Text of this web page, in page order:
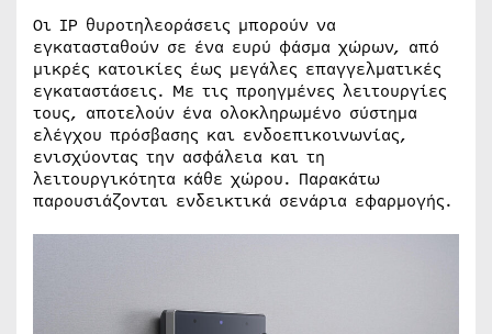
Οι IP θυροτηλεοράσεις μπορούν να
εγκατασταθούν σε ένα ευρύ φάσμα χώρων, από
μικρές κατοικίες έως μεγάλες επαγγελματικές
εγκαταστάσεις. Με τις προηγμένες λειτουργίες
τους, αποτελούν ένα ολοκληρωμένο σύστημα
ελέγχου πρόσβασης και ενδοεπικοινωνίας,
ενισχύοντας την ασφάλεια και τη
λειτουργικότητα κάθε χώρου. Παρακάτω
παρουσιάζονται ενδεικτικά σενάρια εφαρμογής.